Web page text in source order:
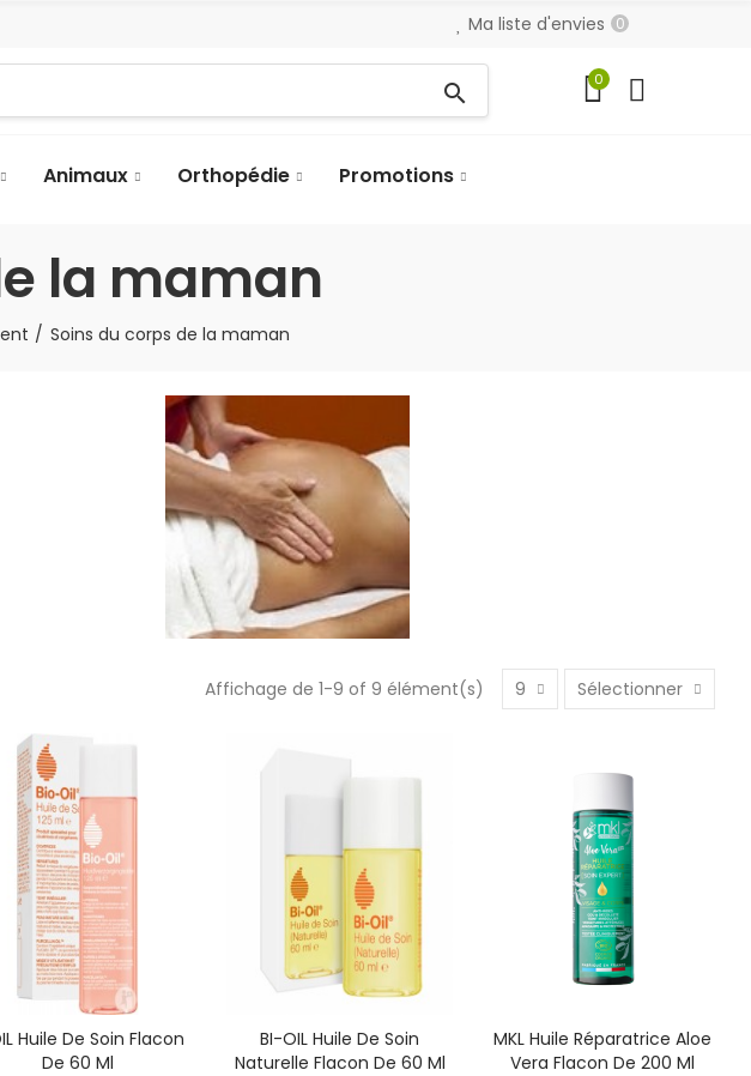
Ma liste d'envies 0
search 0
Animaux Orthopédie Promotions
la maman
Soins du corps de la maman
Affichage de 1-9 of 9 élément(s) 9 Sélectionner
Huile De Soin Flacon
De 60 Ml
BI-OIL Huile De Soin
Naturelle Flacon De 60 Ml
MKL Huile Réparatrice Aloe
Vera Flacon De 200 Ml